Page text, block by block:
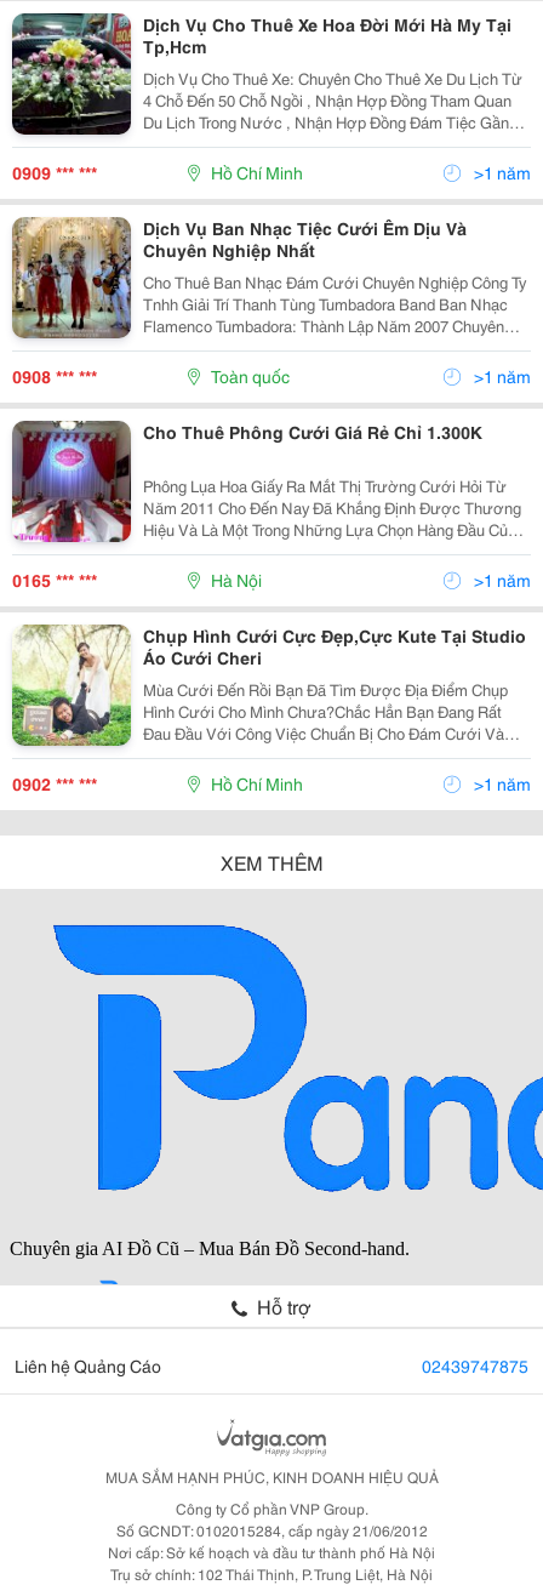
Dịch Vụ Cho Thuê Xe Hoa Đời Mới Hà My Tại
Tp,Hcm
Dịch Vụ Cho Thuê Xe: Chuyên Cho Thuê Xe Du Lịch Từ
4 Chỗ Đến 50 Chỗ Ngồi , Nhận Hợp Đồng Tham Quan
Du Lịch Trong Nước , Nhận Hợp Đồng Đám Tiệc Gần
Xa , Luôn Có Xe Hoa Đời Mới , Chi Tiết Xin Vui Lòng Gọi
Trực Tiếp Qua Số Đt : 0909682458 Hoac 090917345
0909 *** *** Hồ Chí Minh >1 năm
Dịch Vụ Ban Nhạc Tiệc Cưới Êm Dịu Và
Chuyên Nghiệp Nhất
Cho Thuê Ban Nhạc Đám Cưới Chuyên Nghiệp Công Ty
Tnhh Giải Trí Thanh Tùng Tumbadora Band Ban Nhạc
Flamenco Tumbadora: Thành Lập Năm 2007 Chuyên
Cho Thuê Ban Nhạc Đám Cưới Biểu Diễn Âm Nhạc Cho
Các Sự Kiện, Tiệc Cưới Vip Sang Trọng, Lãng M
0908 *** *** Toàn quốc >1 năm
Cho Thuê Phông Cưới Giá Rẻ Chỉ 1.300K
Phông Lụa Hoa Giấy Ra Mắt Thị Trường Cưới Hỏi Từ
Năm 2011 Cho Đến Nay Đã Khắng Định Được Thương
Hiệu Và Là Một Trong Những Lựa Chọn Hàng Đầu Của
Khách Hàng Khi Chọn Thuê Phông Cưới Hỏi. Với
Những Họa Tiết Bắt Mắt, Thiết Kế Trẻ Trung Và Ấn
Tượng, Phôn
0165 *** *** Hà Nội >1 năm
Chụp Hình Cưới Cực Đẹp,Cực Kute Tại Studio
Áo Cưới Cheri
Mùa Cưới Đến Rồi Bạn Đã Tìm Được Địa Điểm Chụp
Hình Cưới Cho Mình Chưa?Chắc Hẳn Bạn Đang Rất
Đau Đầu Với Công Việc Chuẩn Bị Cho Đám Cưới Và
Cũng Mệt Mỏi Khi Phải Nghĩ Sẽ Đi Đâu Để Chụp Hình
Cưới,Đến Studio Nào Vừa Có Dịch Vụ Tốt Vừa Hợp
Với Kinh Tế C
0902 *** *** Hồ Chí Minh >1 năm
XEM THÊM
Hỗ trợ
Liên hệ Quảng Cáo 02439747875
MUA SẮM HẠNH PHÚC, KINH DOANH HIỆU QUẢ
Công ty Cổ phần VNP Group.
Số GCNDT: 0102015284, cấp ngày 21/06/2012
Nơi cấp: Sở kế hoạch và đầu tư thành phố Hà Nội
Trụ sở chính: 102 Thái Thịnh, P. Trung Liệt, Hà Nội